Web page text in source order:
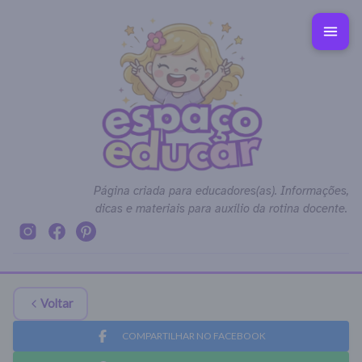
Página criada para educadores(as). Informações,
dicas e materiais para auxílio da rotina docente.
Voltar
COMPARTILHAR NO FACEBOOK